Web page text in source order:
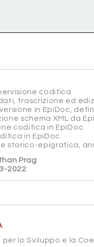
codifica
trascrizione ed
in EpiDoc,
schema XML da
codifica in EpiDoc
in EpiDoc
storico-epigrafica,
Prag
2022
lo Sviluppo e la